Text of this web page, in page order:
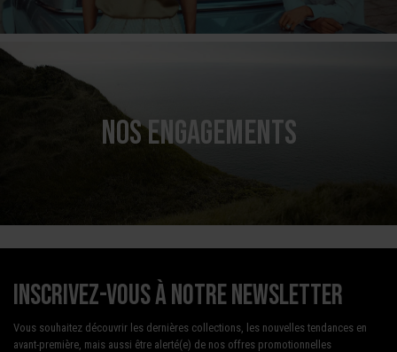
NOS ENGAGEMENTS
Inscrivez-vous à notre newsletter
Vous souhaitez découvrir les dernières collections, les nouvelles tendances en
avant-première, mais aussi être alerté(e) de nos offres promotionnelles